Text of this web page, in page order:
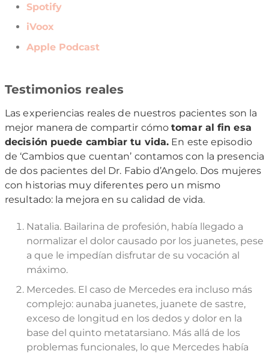
Spotify
iVoox
Apple Podcast
Testimonios reales
Las experiencias reales de nuestros pacientes son la
mejor manera de compartir cómotomar al fin esa
decisión puede cambiar tu vida. En este episodio
de ‘Cambios que cuentan’ contamos con la presencia
de dos pacientes del Dr. Fabio d’Angelo. Dos mujeres
con historias muy diferentes pero un mismo
resultado: la mejora en su calidad de vida.
Natalia. Bailarina de profesión, había llegado a
normalizar el dolor causado por los juanetes, pese
a que le impedían disfrutar de su vocación al
máximo.
Mercedes. El caso de Mercedes era incluso más
complejo: aunaba juanetes, juanete de sastre,
exceso de longitud en los dedos y dolor en la
base del quinto metatarsiano. Más allá de los
problemas funcionales, lo que Mercedes había